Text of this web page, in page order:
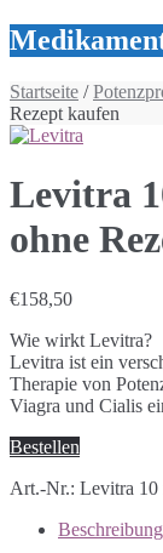
Startseite /
Rezept kaufen
Levitra
ohne
€158,50
Wie wirkt Levitra?
Levitra ist ein
Therapie von
Viagra und Cialis
Bestellen
Art.-Nr.: Levitra 10
Beschreibung